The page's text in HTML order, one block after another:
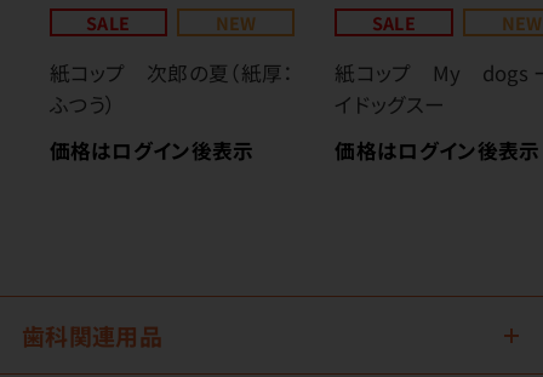
SALE NEW
紙コップ 次郎の夏（紙厚：
ふつう）
価格はログイン後表示
SALE NEW
紙コップ My dogs
イドッグスー
価格はログイン後表示
歯科関連用品